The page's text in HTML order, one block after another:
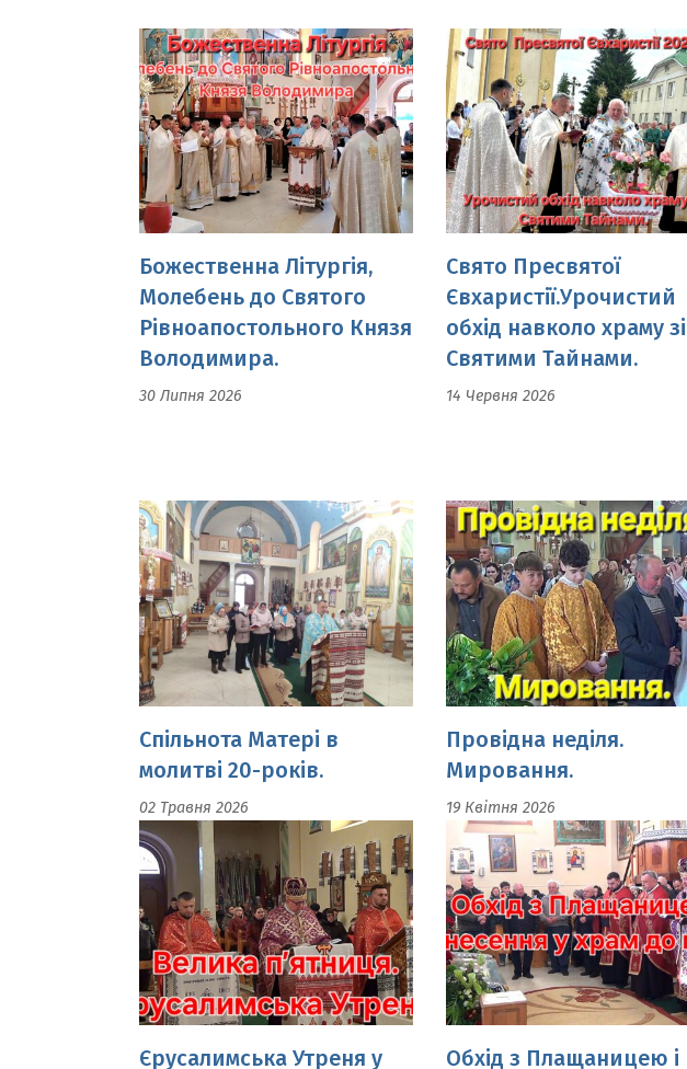
Божественна Літургія,
Молебень до Святого
Рівноапостольного Князя
Володимира.
30 Липня 2026
Свято Пресвятої
Євхаристії.Урочистий
обхід навколо храму зі
Святими Тайнами.
14 Червня 2026
Спільнота Матері в
молитві 20-років.
02 Травня 2026
Провідна неділя.
Мировання.
19 Квітня 2026
Єрусалимська Утреня у
Велику п’ятницю.
10 Квітня 2026
Обхід з Плащаницею і
винесення у храм до
гробу.
10 Квітня 2026